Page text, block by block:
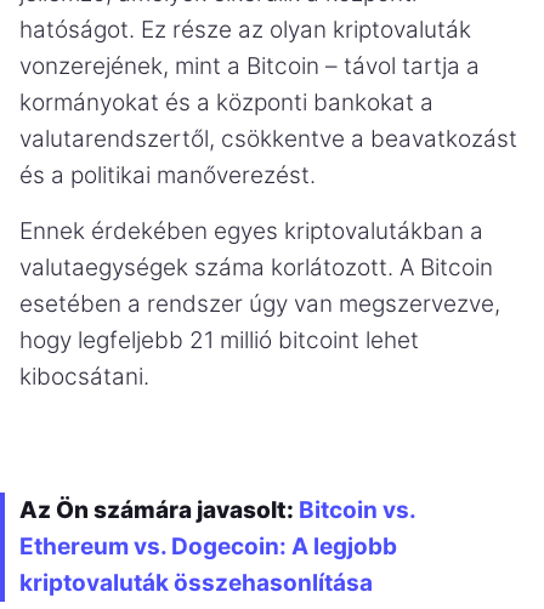
hatóságot. Ez része az olyan kriptovaluták
vonzerejének, mint a Bitcoin – távol tartja a
kormányokat és a központi bankokat a
valutarendszertől, csökkentve a beavatkozást
és a politikai manőverezést.
Ennek érdekében egyes kriptovalutákban a
valutaegységek száma korlátozott. A Bitcoin
esetében a rendszer úgy van megszervezve,
hogy legfeljebb 21 millió bitcoint lehet
kibocsátani.
Az Ön számára javasolt: Bitcoin vs.
Ethereum vs. Dogecoin: A legjobb
kriptovaluták összehasonlítása